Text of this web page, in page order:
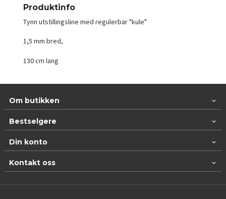
Produktinfo
Tynn utstillingsline med regulerbar "kule"
1,5 mm bred,
130 cm lang
Om butikken
Bestselgere
Din konto
Kontakt oss